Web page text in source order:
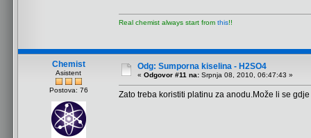
Real chemist always start from this!!
Chemist
Asistent
Postova: 76
Odg: Sumporna kiselina - H2SO4
« Odgovor #11 na: Srpnja 08, 2010, 06:47:43 »
Zato treba koristiti platinu za anodu.Može li se